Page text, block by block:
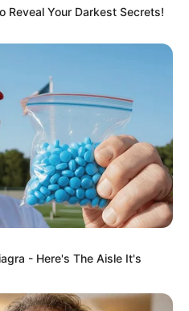
Next Article
ITT a Tisza karácsonyi
meglepetése – Magyar
Péter bejelentette azt,
magyarok
Reveal Your Darkest Secrets!
- Here's The Aisle It's